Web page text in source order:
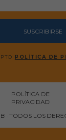
SUSCRIBIRSE
POLÍTICA DE
POLÍTICA DE
PRIVACIDAD
· TODOS LOS